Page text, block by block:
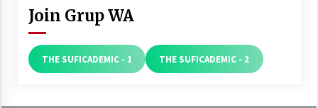
Join Grup WA
THE SUFICADEMIC - 1 THE SUFICADEMIC - 2